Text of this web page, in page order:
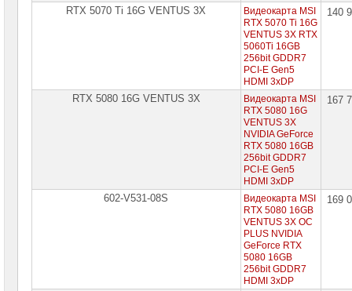
RTX 5070 Ti 16G VENTUS 3X
Видеокарта MSI
RTX 5070 Ti 16G
VENTUS 3X RTX
5060Ti 16GB
256bit GDDR7
PCI-E Gen5
HDMI 3xDP
140
RTX 5080 16G VENTUS 3X
Видеокарта MSI
RTX 5080 16G
VENTUS 3X
NVIDIA GeForce
RTX 5080 16GB
256bit GDDR7
PCI-E Gen5
HDMI 3xDP
167
602-V531-08S
Видеокарта MSI
RTX 5080 16GB
VENTUS 3X OC
PLUS NVIDIA
GeForce RTX
5080 16GB
256bit GDDR7
HDMI 3xDP
169